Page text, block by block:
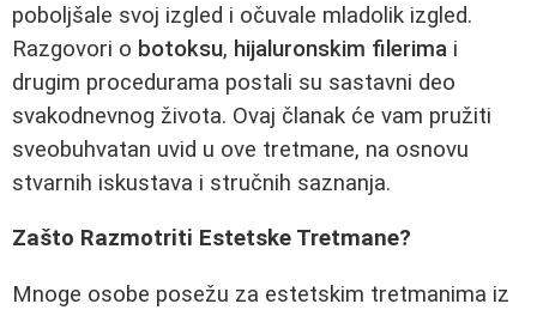
poboljšale svoj izgled i očuvale mladolik izgled.
Razgovori o botoksu, hijaluronskim filerima i
drugim procedurama postali su sastavni deo
svakodnevnog života. Ovaj članak će vam pružiti
sveobuhvatan uvid u ove tretmane, na osnovu
stvarnih iskustava i stručnih saznanja.
Zašto Razmotriti Estetske Tretmane?
Mnoge osobe posežu za estetskim tretmanima iz